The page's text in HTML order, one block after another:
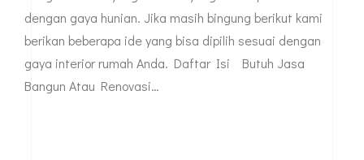
dengan gaya hunian. Jika masih bingung berikut kami
berikan beberapa ide yang bisa dipilih sesuai dengan
gaya interior rumah Anda. Daftar Isi Butuh Jasa
Bangun Atau Renovasi…